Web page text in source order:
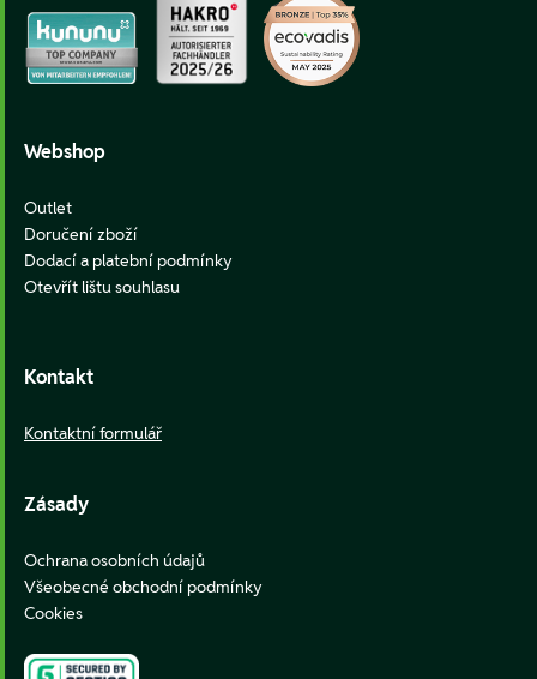
Webshop
Outlet
Doručení zboží
Dodací a platební podmínky
Otevřít lištu souhlasu
Kontakt
Kontaktní formulář
Zásady
Ochrana osobních údajů
Všeobecné obchodní podmínky
Cookies